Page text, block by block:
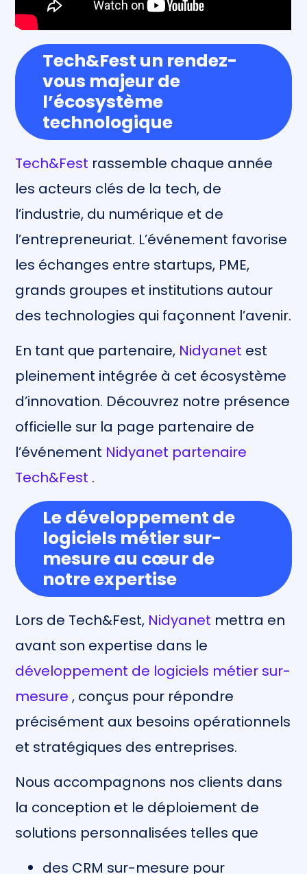
Tech&Fest un rendez-
vous majeur de
l’écosystème
technologique
Tech&Fest rassemble chaque année
les acteurs clés de la tech, de
l’industrie, du numérique et de
l’entrepreneuriat. L’événement favorise
les échanges entre startups, PME,
grands groupes et institutions autour
des technologies qui façonnent l’avenir.
En tant que partenaire, Nidyanet est
pleinement intégrée à cet écosystème
d’innovation. Découvrez notre présence
officielle sur la page partenaire de
l’événement Nidyanet partenaire
Tech&Fest .
Le développement de
logiciels métier sur-
mesure au cœur de
notre expertise
Lors de Tech&Fest, Nidyanet mettra en
avant son expertise dans le
développement de logiciels métier sur-
mesure, conçus pour répondre
précisément aux besoins opérationnels
et stratégiques des entreprises.
Nous accompagnons nos clients dans
la conception et le déploiement de
solutions personnalisées telles que
des CRM sur-mesure pour